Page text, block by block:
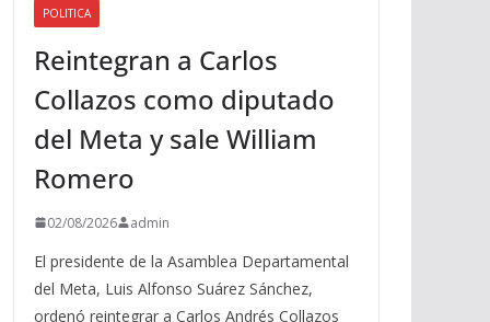
i
b
a
j
POLITICA
Reintegran a Carlos
Collazos como diputado
del Meta y sale William
Romero
02/08/2026 admin
El presidente de la Asamblea Departamental
del Meta, Luis Alfonso Suárez Sánchez,
ordenó reintegrar a Carlos Andrés Collazos